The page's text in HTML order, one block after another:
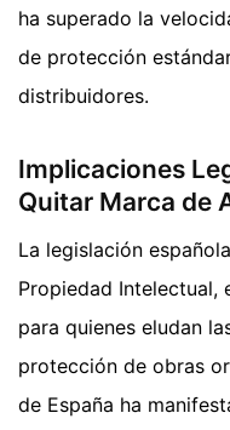
ha superado la
de protección
distribuidores.
Implicaciones
Quitar Marca de
La legislación
Propiedad Intelectual,
para quienes eludan
protección de obras
de España ha